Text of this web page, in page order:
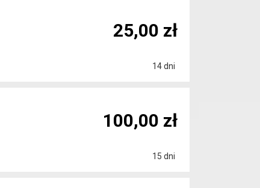
14 dni
25,00 zł
15 dni
100,00 zł